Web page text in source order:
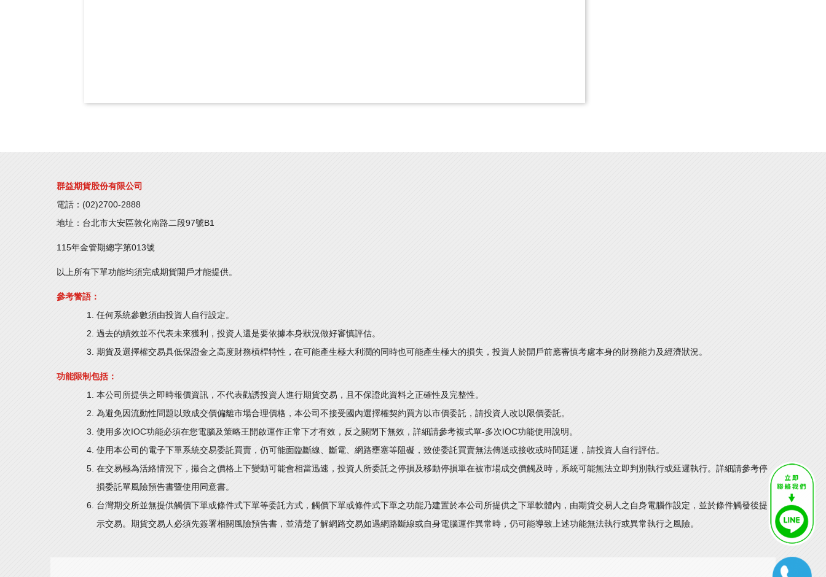
群益期貨股份有限公司
電話：(02)2700-2888
地址：台北市大安區敦化南路二段97號B1
115年金管期總字第013號
以上所有下單功能均須完成期貨開戶才能提供。
參考警語：
任何系統參數須由投資人自行設定。
過去的績效並不代表未來獲利，投資人還是要依據本身狀況做好審慎評估。
期貨及選擇權交易具低保證金之高度財務槓桿特性，在可能產生極大利潤的同時也可能產生極大的損失，投資人於開戶前應審慎考慮本身的財務能力及經濟狀況。
功能限制包括：
本公司所提供之即時報價資訊，不代表勸誘投資人進行期貨交易，且不保證此資料之正確性及完整性。
為避免因流動性問題以致成交價偏離市場合理價格，本公司不接受國內選擇權契約買方以市價委託，請投資人改以限價委託。
使用多次IOC功能必須在您電腦及策略王開啟運作正常下才有效，反之關閉下無效，詳細請參考複式單-多次IOC功能使用說明。
使用本公司的電子下單系統交易委託買賣，仍可能面臨斷線、斷電、網路壅塞等阻礙，致使委託買賣無法傳送或接收或時間延遲，請投資人自行評估。
在交易極為活絡情況下，撮合之價格上下變動可能會相當迅速，投資人所委託之停損及移動停損單在被市場成交價觸及時，系統可能無法立即判別執行或延遲執行。詳細請參考停
損委託單風險預告書暨使用同意書。
台灣期交所並無提供觸價下單或條件式下單等委託方式，觸價下單或條件式下單之功能乃建置於本公司所提供之下單軟體內，由期貨交易人之自身電腦作設定，並於條件觸發後提
示交易。期貨交易人必須先簽署相關風險預告書，並清楚了解網路交易如遇網路斷線或自身電腦運作異常時，仍可能導致上述功能無法執行或異常執行之風險。